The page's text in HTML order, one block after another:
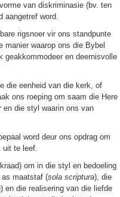
van diskriminasie (bv. ten
aangetref word.
rigsnoer vir ons standpunte
waarop ons die Bybel
geakkommodeer en deernisvolle
die eenheid van die kerk, of
ons roeping om saam die Here
en die styl waarin ons van
word deur ons opdrag om
uit te leef.
om in die styl en bedoeling
as maatstaf (sola scriptura), die
) en die realisering van die liefde